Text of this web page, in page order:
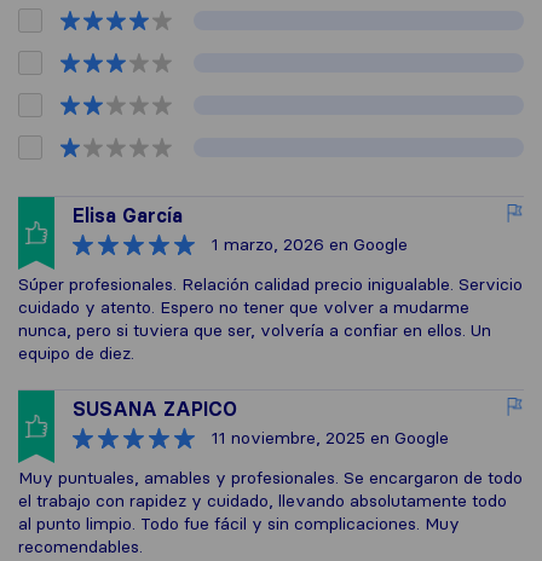
Elisa García
1 marzo, 2026 en Google
Súper profesionales. Relación calidad precio inigualable. Servicio
cuidado y atento. Espero no tener que volver a mudarme
nunca, pero si tuviera que ser, volvería a confiar en ellos. Un
equipo de diez.
SUSANA ZAPICO
11 noviembre, 2025 en Google
Muy puntuales, amables y profesionales. Se encargaron de todo
el trabajo con rapidez y cuidado, llevando absolutamente todo
al punto limpio. Todo fue fácil y sin complicaciones. Muy
recomendables.